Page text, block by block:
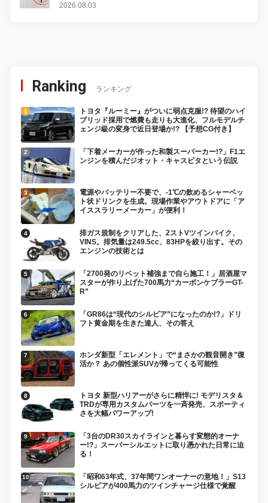
2026.08.03
Ranking ランキング
トヨタ『ルーミー』がついに弱点克服!? 待望のハイ
ブリッド採用で燃費も走りも大進化、フルモデルチ
ェンジ級の変身で近日登場か!? 【予想CG付き】
「下着メーカーが作った和製スーパーカー!?」F1エ
ンジンを積んだジオット・キャスピタという伝説
電源やバッテリー不要で、-1℃の飲めるシャーベッ
ト状ドリンクを生成。現場作業やアウトドアに「ア
イススラリーメーカー」が便利！
排ガス規制をクリアした、2ストVツインバイク、
VINS。排気量は249.5cc、83HPを絞り出す。その
エンジンの技術とは
「2700発のリベット補強まで自ら施工！」居酒屋マ
スターが作り上げた700馬力“カーボンケブラーGT-
R”
「GR86は“現代のシルビア”になったのか!?」ドリ
フト黄金期を生きた達人、その答え
ホンダ新型「エレメント」で“まさかの観音開き”復
活か？ あの個性派SUVが帰ってくる可能性
トヨタ 新型ハリアーがさらに精悍に! モデリスタ＆
TRDが専用カスタムパーツを一斉発売、スポーティ
さを大幅パワーアップ!
「3台のDR30スカイラインと暮らす変態的オーナ
ー!?」スーパーシルエットに取り憑かれた日常に迫
る！
「昭和63年式、37年間ワンオーナーの意地！」S13
シルビアが400馬力のツインチャージ仕様で覚醒